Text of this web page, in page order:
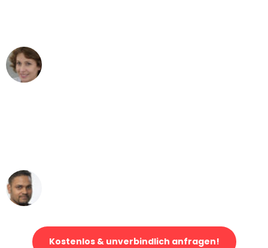
Kostenlos & unverbindlich anfragen!